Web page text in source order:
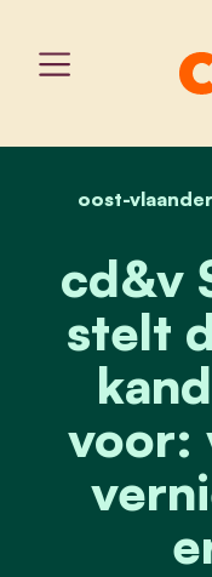
oost-
cd&v
stelt
voor: